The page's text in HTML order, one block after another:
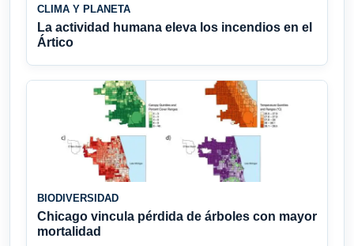
CLIMA Y PLANETA
La actividad humana eleva los incendios en el
Ártico
BIODIVERSIDAD
Chicago vincula pérdida de árboles con mayor
mortalidad